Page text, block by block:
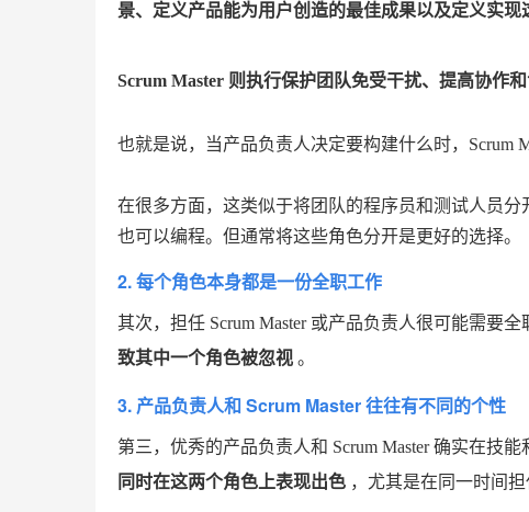
景、定义产品能为用户创造的最佳成果以及定义实
Scrum Master 则执行保护团队免受干扰、提高协作
也就是说，当产品负责人决定要构建什么时，Scrum
在很多方面，这类似于将团队的程序员和测试人员
也可以编程。但通常将这些角色分开是更好的选择。
2. 每个角色本身都是一份全职工作
其次，担任 Scrum Master 或产品负责人很可能需要全
致其中一个角色被忽视 。
3. 产品负责人和 Scrum Master 往往有不同的个性
第三，优秀的产品负责人和 Scrum Master 确实在技
同时在这两个角色上表现出色 ，尤其是在同一时间担